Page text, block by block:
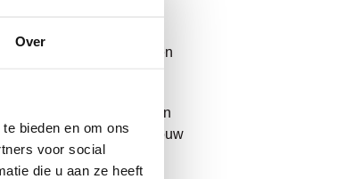
Over
bieden en om ons
voor social
die u aan ze heeft
mantelzorgers en
Want wanneer mensen
Bijvoorbeeld de buurvrouw